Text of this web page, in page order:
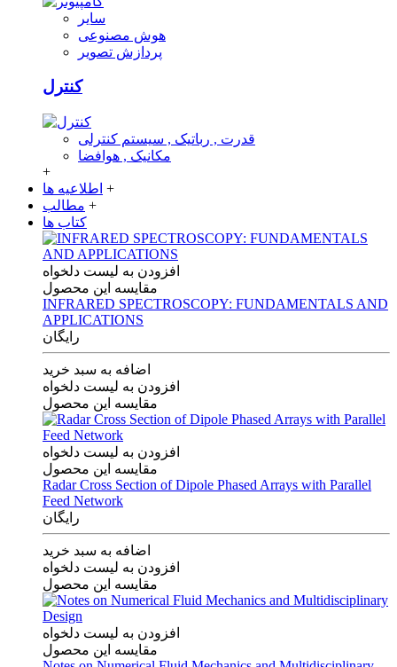
سایر
هوش مصنوعی
پردازش تصویر
کنترل
قدرت , رباتیک , سیستم کنترلی
مکانیک , هوافضا
+
اطلاعیه ها +
مطالب +
کتاب ها
افزودن به لیست دلخواه
مقایسه این محصول
INFRARED SPECTROSCOPY: FUNDAMENTALS AND
APPLICATIONS
رایگان
اضافه به سبد خرید
افزودن به لیست دلخواه
مقایسه این محصول
افزودن به لیست دلخواه
مقایسه این محصول
Radar Cross Section of Dipole Phased Arrays with Parallel
Feed Network
رایگان
اضافه به سبد خرید
افزودن به لیست دلخواه
مقایسه این محصول
افزودن به لیست دلخواه
مقایسه این محصول